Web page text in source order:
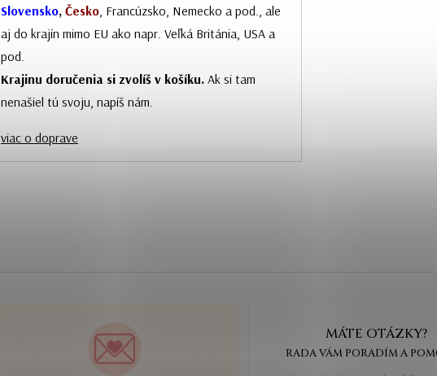
Slovensko, Česko, Francúzsko, Nemecko a pod., ale
aj do krajín mimo EU ako napr. Veľká Británia, USA a
pod.
Krajinu doručenia si zvolíš v košíku. Ak si tam
nenašiel tú svoju, napíš nám.
viac o doprave
MÁTE OTÁZKY?
RADA VÁM PORADÍM A